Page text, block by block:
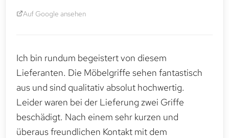
Auf Google ansehen
Ich bin rundum begeistert von diesem
Lieferanten. Die Möbelgriffe sehen fantastisch
aus und sind qualitativ absolut hochwertig.
Leider waren bei der Lieferung zwei Griffe
beschädigt. Nach einem sehr kurzen und
überaus freundlichen Kontakt mit dem